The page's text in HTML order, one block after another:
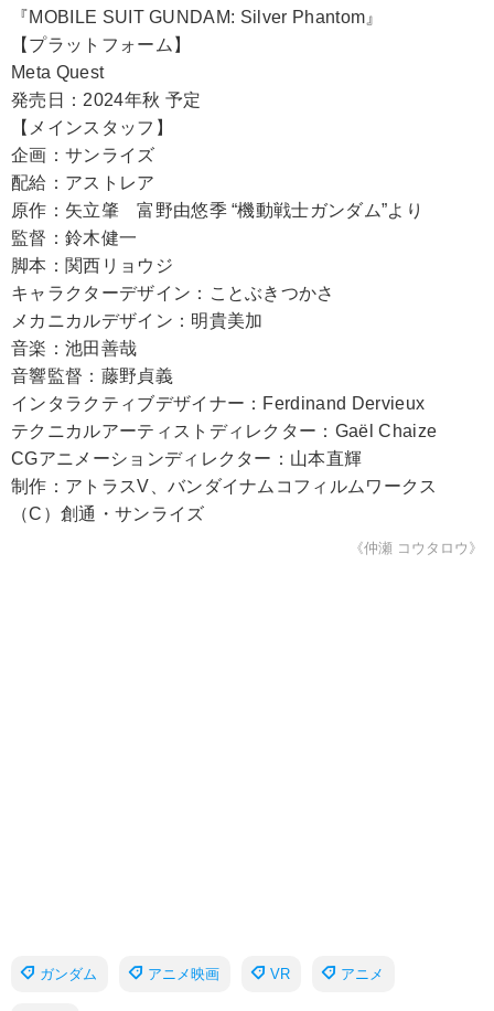
『MOBILE SUIT GUNDAM: Silver Phantom』
【プラットフォーム】
Meta Quest
発売日：2024年秋 予定
【メインスタッフ】
企画：サンライズ
配給：アストレア
原作：矢立肇 富野由悠季 “機動戦士ガンダム”より
監督：鈴木健一
脚本：関西リョウジ
キャラクターデザイン：ことぶきつかさ
メカニカルデザイン：明貴美加
音楽：池田善哉
音響監督：藤野貞義
インタラクティブデザイナー：Ferdinand Dervieux
テクニカルアーティストディレクター：Gaël Chaize
CGアニメーションディレクター：山本直輝
制作：アトラスV、バンダイナムコフィルムワークス
（C）創通・サンライズ
《仲瀬 コウタロウ》
ガンダム アニメ映画 VR アニメ